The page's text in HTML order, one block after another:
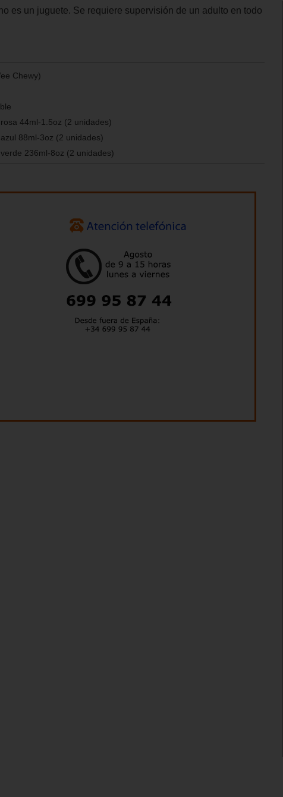
es un juguete. Se requiere supervisión de un adulto en todo
Chewy)
44ml-1.5oz (2 unidades)
88ml-3oz (2 unidades)
236ml-8oz (2 unidades)